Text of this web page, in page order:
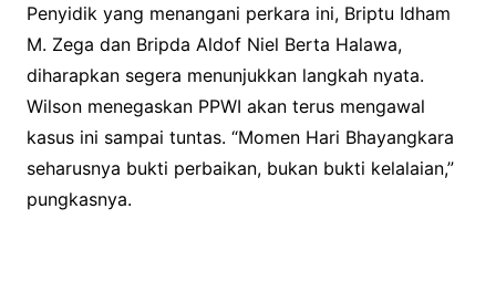
Penyidik yang menangani perkara ini, Briptu Idham
M. Zega dan Bripda Aldof Niel Berta Halawa,
diharapkan segera menunjukkan langkah nyata.
Wilson menegaskan PPWI akan terus mengawal
kasus ini sampai tuntas. “Momen Hari Bhayangkara
seharusnya bukti perbaikan, bukan bukti kelalaian,”
pungkasnya.